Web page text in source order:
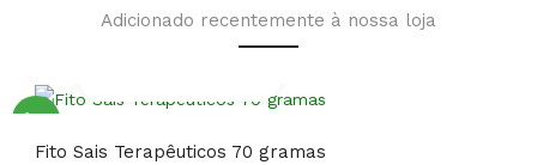
Adicionado recentemente à nossa loja
Oferta!
Fito Sais Terapêuticos 70 gramas